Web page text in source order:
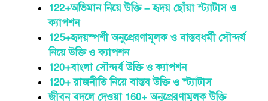
122+অভিমান নিয়ে উক্তি – হৃদয় ছোঁয়া স্ট্যাটাস ও
ক্যাপশন
125+হৃদয়স্পর্শী অনুপ্রেরণামূলক ও বাস্তবধর্মী সৌন্দর্য
নিয়ে উক্তি ও ক্যাপশন
120+বাংলা সৌন্দর্য উক্তি ও ক্যাপশন
120+ রাজনীতি নিয়ে বাস্তব উক্তি ও স্ট্যাটাস
জীবন বদলে দেওয়া 160+ অনুপ্রেরণামূলক উক্তি